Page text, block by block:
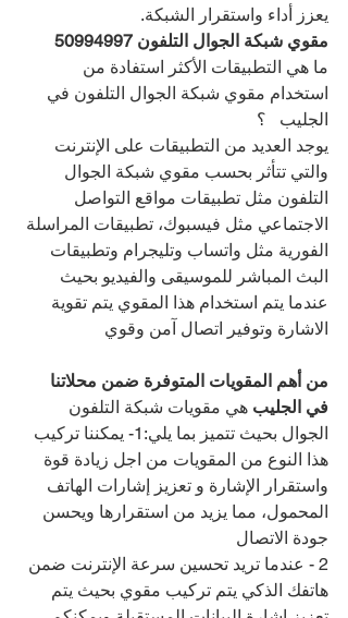
يعزز أداء واستقرار الشبكة.
مقوي شبكة الجوال التلفون 50994997
ما هي التطبيقات الأكثر استفادة من
استخدام مقوي شبكة الجوال التلفون في
الجليب   ؟
يوجد العديد من التطبيقات على الإنترنت
والتي تتأثر بحسب مقوي شبكة الجوال
التلفون مثل تطبيقات مواقع التواصل
الاجتماعي مثل فيسبوك، تطبيقات المراسلة
الفورية مثل واتساب وتليجرام وتطبيقات
البث المباشر للموسيقى والفيديو بحيث
عندما يتم استخدام هذا المقوي يتم تقوية
الاشارة وتوفير اتصال آمن وقوي
من أهم المقويات المتوفرة ضمن محلاتنا
في الجليب هي مقويات شبكة التلفون
الجوال بحيث تتميز بما يلي:1- يمكننا تركيب
هذا النوع من المقويات من اجل زيادة قوة
واستقرار الإشارة و تعزيز إشارات الهاتف
المحمول، مما يزيد من استقرارها ويحسن
جودة الاتصال
2 - عندما تريد تحسين سرعة الإنترنت ضمن
هاتفك الذكي يتم تركيب مقوي بحيث يتم